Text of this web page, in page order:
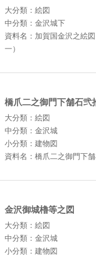
大分類：絵図
中分類：金沢城下
資料名：加賀国金沢之絵
一）
橋爪二之御門下舗石弐
大分類：絵図
中分類：金沢城
小分類：建物図
資料名：橋爪二之御門下
金沢御城櫓等之図
大分類：絵図
中分類：金沢城
小分類：建物図